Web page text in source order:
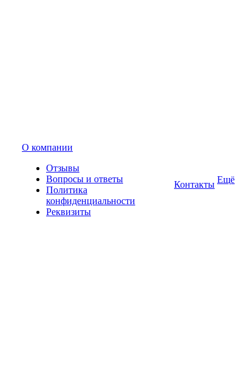
О компании
Отзывы
Вопросы и ответы
Политика
конфиденциальности
Реквизиты
Контакты Ещё